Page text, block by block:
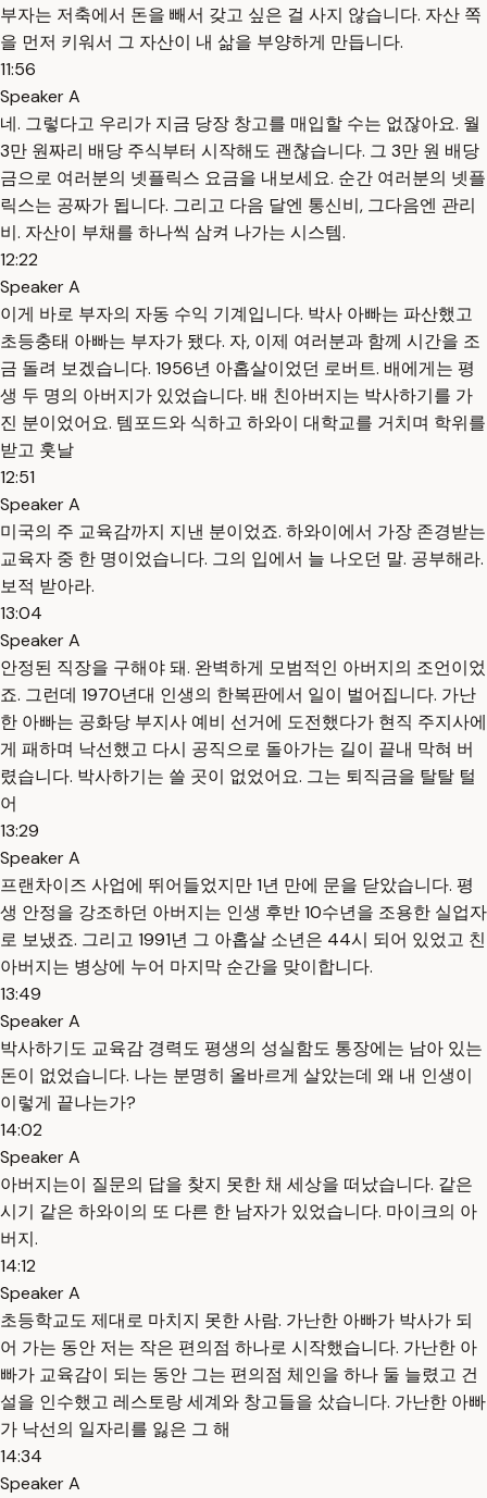
부자는 저축에서 돈을 빼서 갖고 싶은 걸 사지 않습니다. 자산 쪽
을 먼저 키워서 그 자산이 내 삶을 부양하게 만듭니다.
11:56
Speaker A
네. 그렇다고 우리가 지금 당장 창고를 매입할 수는 없잖아요. 월
3만 원짜리 배당 주식부터 시작해도 괜찮습니다. 그 3만 원 배당
금으로 여러분의 넷플릭스 요금을 내보세요. 순간 여러분의 넷플
릭스는 공짜가 됩니다. 그리고 다음 달엔 통신비, 그다음엔 관리
비. 자산이 부채를 하나씩 삼켜 나가는 시스템.
12:22
Speaker A
이게 바로 부자의 자동 수익 기계입니다. 박사 아빠는 파산했고
초등충태 아빠는 부자가 됐다. 자, 이제 여러분과 함께 시간을 조
금 돌려 보겠습니다. 1956년 아홉살이었던 로버트. 배에게는 평
생 두 명의 아버지가 있었습니다. 배 친아버지는 박사하기를 가
진 분이었어요. 템포드와 식하고 하와이 대학교를 거치며 학위를
받고 훗날
12:51
Speaker A
미국의 주 교육감까지 지낸 분이었죠. 하와이에서 가장 존경받는
교육자 중 한 명이었습니다. 그의 입에서 늘 나오던 말. 공부해라.
보적 받아라.
13:04
Speaker A
안정된 직장을 구해야 돼. 완벽하게 모범적인 아버지의 조언이었
죠. 그런데 1970년대 인생의 한복판에서 일이 벌어집니다. 가난
한 아빠는 공화당 부지사 예비 선거에 도전했다가 현직 주지사에
게 패하며 낙선했고 다시 공직으로 돌아가는 길이 끝내 막혀 버
렸습니다. 박사하기는 쓸 곳이 없었어요. 그는 퇴직금을 탈탈 털
어
13:29
Speaker A
프랜차이즈 사업에 뛰어들었지만 1년 만에 문을 닫았습니다. 평
생 안정을 강조하던 아버지는 인생 후반 10수년을 조용한 실업자
로 보냈죠. 그리고 1991년 그 아홉살 소년은 44시 되어 있었고 친
아버지는 병상에 누어 마지막 순간을 맞이합니다.
13:49
Speaker A
박사하기도 교육감 경력도 평생의 성실함도 통장에는 남아 있는
돈이 없었습니다. 나는 분명히 올바르게 살았는데 왜 내 인생이
이렇게 끝나는가?
14:02
Speaker A
아버지는이 질문의 답을 찾지 못한 채 세상을 떠났습니다. 같은
시기 같은 하와이의 또 다른 한 남자가 있었습니다. 마이크의 아
버지.
14:12
Speaker A
초등학교도 제대로 마치지 못한 사람. 가난한 아빠가 박사가 되
어 가는 동안 저는 작은 편의점 하나로 시작했습니다. 가난한 아
빠가 교육감이 되는 동안 그는 편의점 체인을 하나 둘 늘렸고 건
설을 인수했고 레스토랑 세계와 창고들을 샀습니다. 가난한 아빠
가 낙선의 일자리를 잃은 그 해
14:34
Speaker A